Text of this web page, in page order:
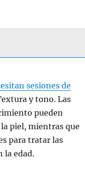
sesiones de
y tono. Las
pueden
piel, mientras que
para tratar las
la edad.